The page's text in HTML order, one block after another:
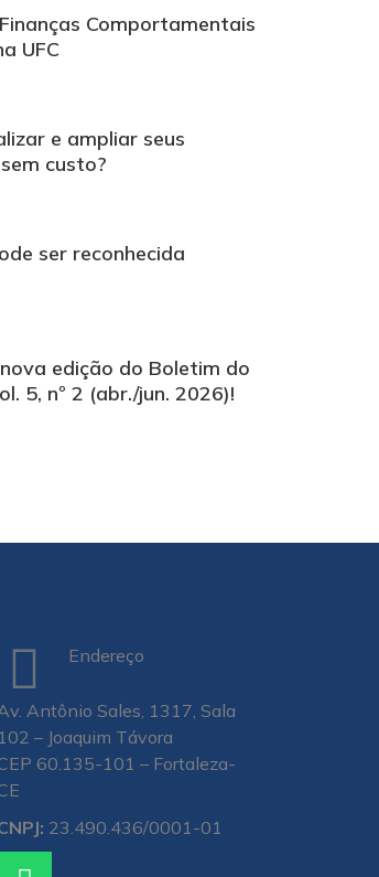
Comportamentais
UFC
e ampliar seus
custo?
ser reconhecida
edição do Boletim do
5, nº 2 (abr./jun. 2026)!
Endereço
Antônio Sales, 1317, Sala
102 – Joaquim Távora
60.135-101 – Fortaleza-
23.490.436/0001-01